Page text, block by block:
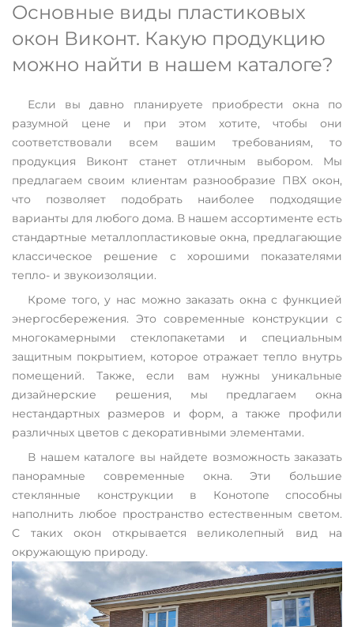
Основные виды пластиковых
окон Виконт. Какую продукцию
можно найти в нашем каталоге?
Если вы давно планируете приобрести окна по
разумной цене и при этом хотите, чтобы они
соответствовали всем вашим требованиям, то
продукция Виконт станет отличным выбором. Мы
предлагаем своим клиентам разнообразие ПВХ окон,
что позволяет подобрать наиболее подходящие
варианты для любого дома. В нашем ассортименте есть
стандартные металлопластиковые окна, предлагающие
классическое решение с хорошими показателями
тепло- и звукоизоляции.
Кроме того, у нас можно заказать окна с функцией
энергосбережения. Это современные конструкции с
многокамерными стеклопакетами и специальным
защитным покрытием, которое отражает тепло внутрь
помещений. Также, если вам нужны уникальные
дизайнерские решения, мы предлагаем окна
нестандартных размеров и форм, а также профили
различных цветов с декоративными элементами.
В нашем каталоге вы найдете возможность заказать
панорамные современные окна. Эти большие
стеклянные конструкции в Конотопе способны
наполнить любое пространство естественным светом.
С таких окон открывается великолепный вид на
окружающую природу.